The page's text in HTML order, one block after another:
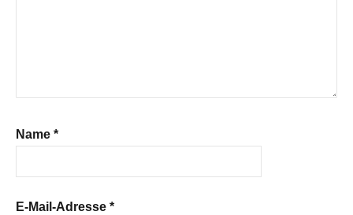
Name *
E-Mail-Adresse *